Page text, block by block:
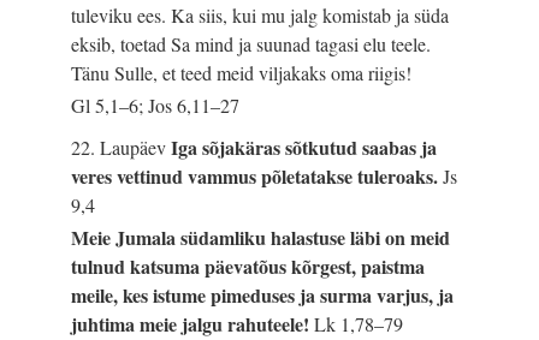
tuleviku ees. Ka siis, kui mu jalg komistab ja süda
eksib, toetad Sa mind ja suunad tagasi elu teele.
Tänu Sulle, et teed meid viljakaks oma riigis!
Gl 5,1–6; Jos 6,11–27
22. LaupäevIga sõjakäras sõtkutud saabas ja
veres vettinud vammus põletatakse tuleroaks.Js
9,4
Meie Jumala südamliku halastuse läbi on meid
tulnud katsuma päevatõus kõrgest, paistma
meile, kes istume pimeduses ja surma varjus, ja
juhtima meie jalgu rahuteele!Lk 1,78–79